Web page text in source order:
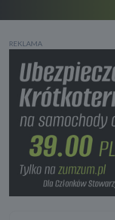
REKLAMA